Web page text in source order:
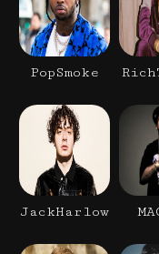
PopSmoke
JackHarlow